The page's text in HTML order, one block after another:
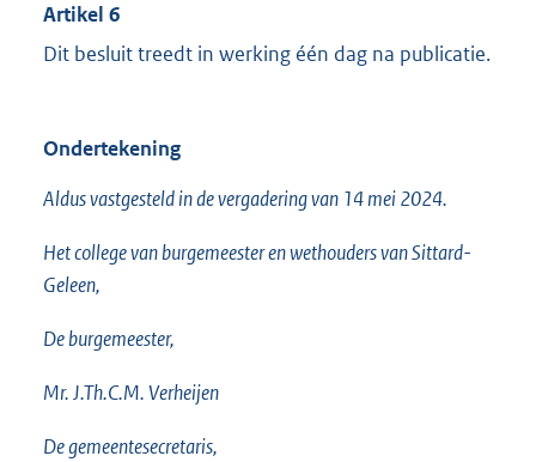
Artikel 6
Dit besluit treedt in werking één dag na publicatie.
Ondertekening
Aldus vastgesteld in de vergadering van 14 mei 2024.
Het college van burgemeester en wethouders van Sittard-
Geleen,
De burgemeester,
Mr. J.Th.C.M. Verheijen
De gemeentesecretaris,